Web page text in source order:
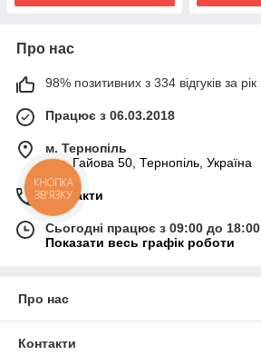
Про нас
98% позитивних з 334 відгуків за рік
Працює з 06.03.2018
м. Тернопіль
вул. Гайова 50, Тернопіль, Україна
Контакти
Сьогодні працює з 09:00 до 18:00
Показати весь графік роботи
Про нас
Контакти